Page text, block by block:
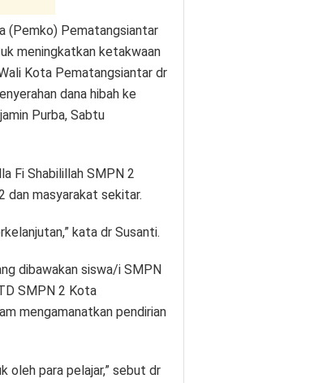
(Pemko) Pematangsiantar
meningkatkan ketakwaan
Kota Pematangsiantar dr
dana hibah ke
Purba, Sabtu
Fi Shabilillah SMPN 2
dan masyarakat sekitar.
kata dr Susanti.
dibawakan siswa/i SMPN
SMPN 2 Kota
mengamanatkan pendirian
oleh para pelajar,” sebut dr